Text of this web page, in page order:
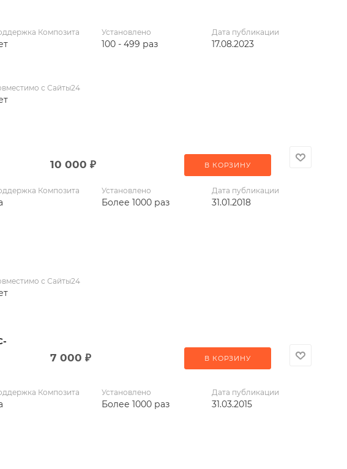
Композита Установлено
100 - 499 раз
Дата публикации
17.08.2023
с Сайты24
10 000 ₽ В КОРЗИНУ
Композита Установлено
Более 1000 раз
Дата публикации
31.01.2018
с Сайты24
7 000 ₽ В КОРЗИНУ
Композита Установлено
Более 1000 раз
Дата публикации
31.03.2015